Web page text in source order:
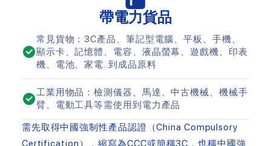
帶電力貨品
常見貨物：3C產品、筆記型電腦、平板、手機、
顯示卡、記憶體、電容、液晶螢幕、遊戲機、印表
機、電池、家電..到成品原料
工業用物品：檢測儀器、馬達、中古機械、機械手
臂、電動工具等需使用到電力產品
需先取得中國強制性產品認證（China Compulsory
Certification），縮寫為CCC或簡稱3C，也稱中國強